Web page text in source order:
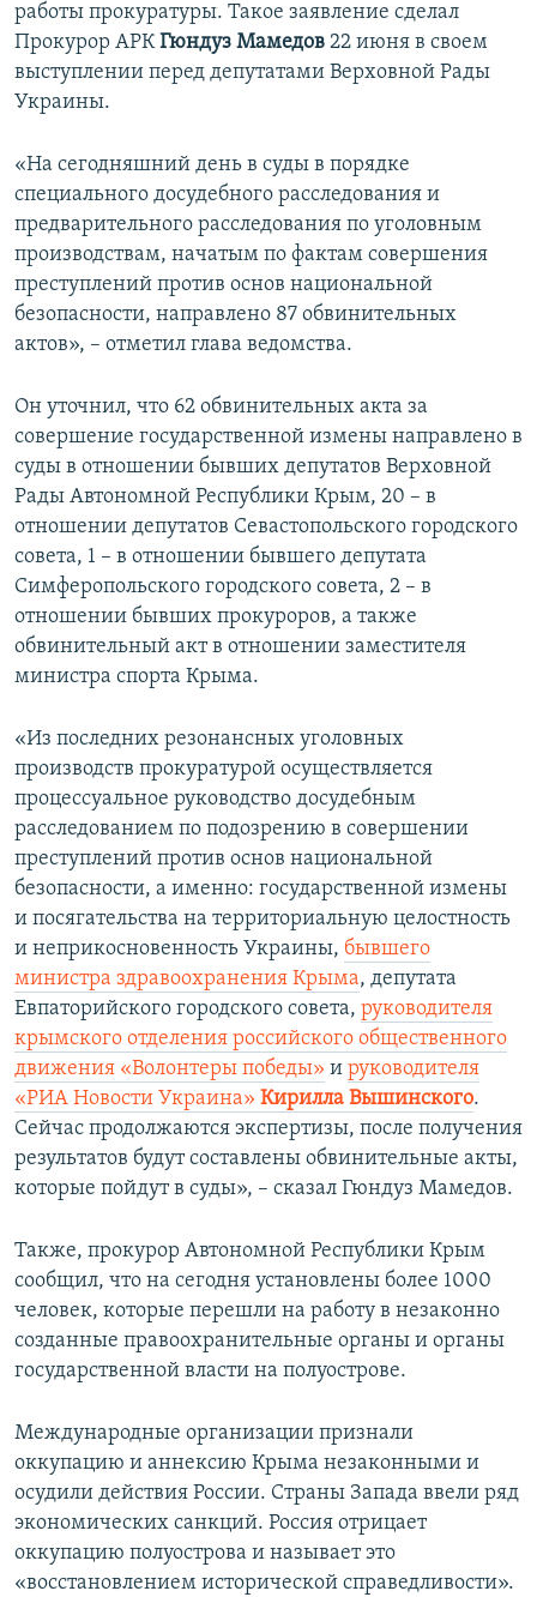
работы прокуратуры. Такое заявление сделал
Прокурор АРКГюндуз Мамедов 22 июня в своем
выступлении перед депутатами Верховной Рады
Украины.
«На сегодняшний день в суды в порядке
специального досудебного расследования и
предварительного расследования по уголовным
производствам, начатым по фактам совершения
преступлений против основ национальной
безопасности, направлено 87 обвинительных
актов», – отметил глава ведомства.
Он уточнил, что 62 обвинительных акта за
совершение государственной измены направлено в
суды в отношении бывших депутатов Верховной
Рады Автономной Республики Крым, 20 – в
отношении депутатов Севастопольского городского
совета, 1 – в отношении бывшего депутата
Симферопольского городского совета, 2 – в
отношении бывших прокуроров, а также
обвинительный акт в отношении заместителя
министра спорта Крыма.
«Из последних резонансных уголовных
производств прокуратурой осуществляется
процессуальное руководство досудебным
расследованием по подозрению в совершении
преступлений против основ национальной
безопасности, а именно: государственной измены
и посягательства на территориальную целостность
и неприкосновенность Украины, бывшего
министра здравоохранения Крыма, депутата
Евпаторийского городского совета, руководителя
крымского отделения российского общественного
движения «Волонтеры победы» и руководителя
«РИА Новости Украина» Кирилла Вышинского.
Сейчас продолжаются экспертизы, после получения
результатов будут составлены обвинительные акты,
которые пойдут в суды», – сказал Гюндуз Мамедов.
Также, прокурор Автономной Республики Крым
сообщил, что на сегодня установлены более 1000
человек, которые перешли на работу в незаконно
созданные правоохранительные органы и органы
государственной власти на полуострове.
Международные организации признали
оккупацию и аннексию Крыма незаконными и
осудили действия России. Страны Запада ввели ряд
экономических санкций. Россия отрицает
оккупацию полуострова и называет это
«восстановлением исторической справедливости».